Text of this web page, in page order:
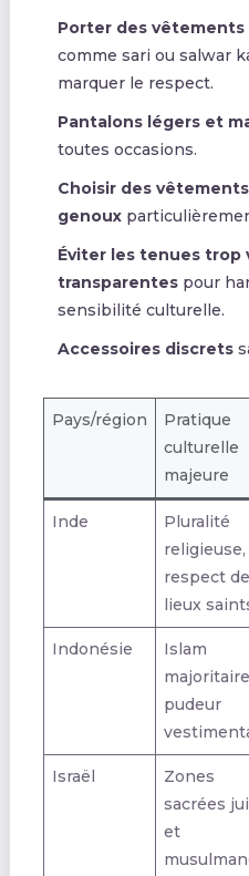
Porter des
comme sari ou salwar
marquer le respect.
Pantalons légers et
toutes occasions.
Choisir des
genoux
Éviter les tenues trop
transparentespour
sensibilité culturelle.
Accessoires discrets
Pays/région
Pratique
culturelle
majeure
Inde
Pluralité
religieuse,
respect
lieux
Indonésie
Islam
pudeur
Israël
Zones
sacrées
et